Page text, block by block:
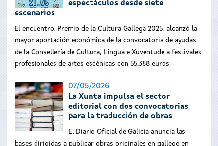
espectáculos desde siete
escenarios
El encuentro, Premio de la Cultura Gallega 2025, alcanzó la
mayor aportación económica de la convocatoria de ayudas
de la Consellería de Cultura, Lingua e Xuventude a festivales
profesionales de artes escénicas con 55.388 euros
07/05/2026
La Xunta impulsa el sector
editorial con dos convocatorias
para la traducción de obras
El Diario Oficial de Galicia anuncia las
bases dirigidas a publicar obras originales en gallego en